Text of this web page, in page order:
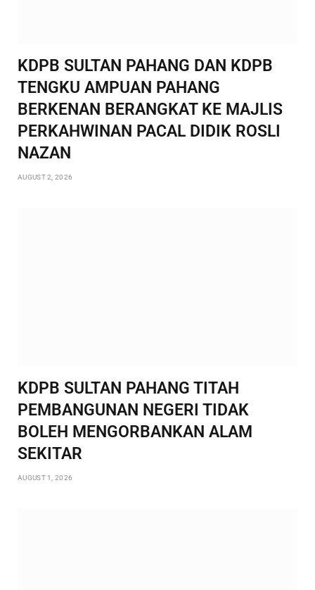
KDPB SULTAN PAHANG DAN KDPB
TENGKU AMPUAN PAHANG
BERKENAN BERANGKAT KE MAJLIS
PERKAHWINAN PACAL DIDIK ROSLI
NAZAN
AUGUST 2, 2026
KDPB SULTAN PAHANG TITAH
PEMBANGUNAN NEGERI TIDAK
BOLEH MENGORBANKAN ALAM
SEKITAR
AUGUST 1, 2026